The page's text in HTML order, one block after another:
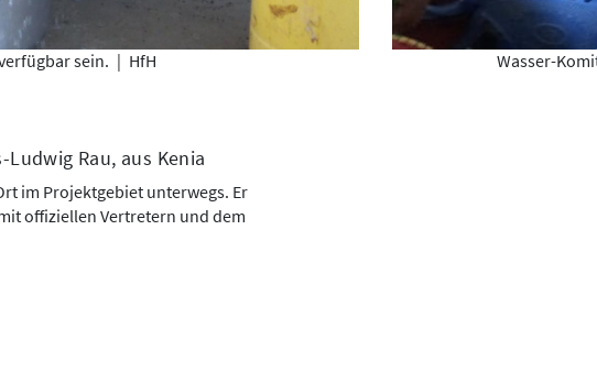
sein. | HfH Wasser-
Rau, aus Kenia
im Projektgebiet unterwegs. Er
offiziellen Vertretern und dem